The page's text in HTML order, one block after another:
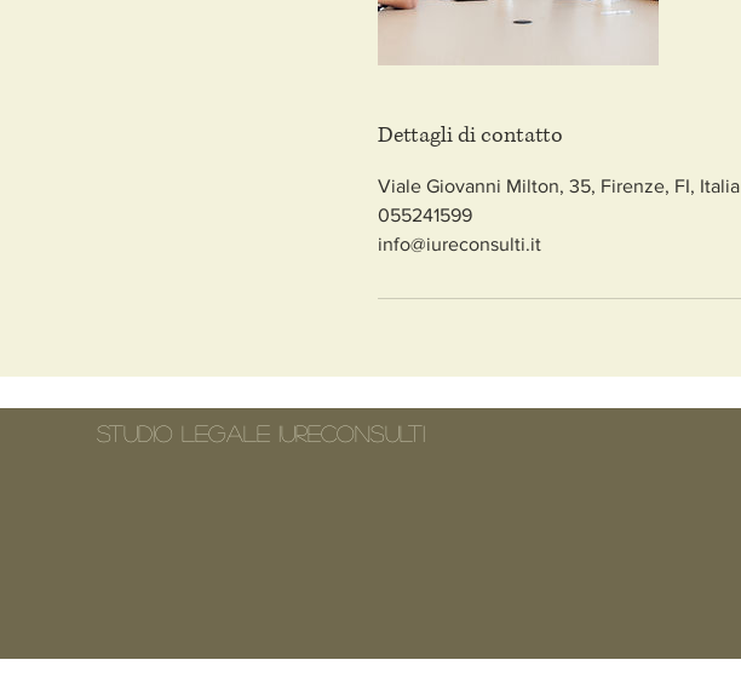
Dettagli di contatto
Viale Giovanni Milton, 35, Firenze, FI, Italia
055241599
info@iureconsulti.it
Studio Legale IURECONSULTI